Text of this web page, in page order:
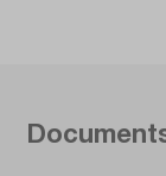
Fonction